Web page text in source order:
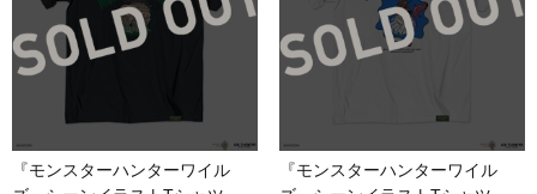
『モンスターハンターワイル
『モンスターハンターワイル